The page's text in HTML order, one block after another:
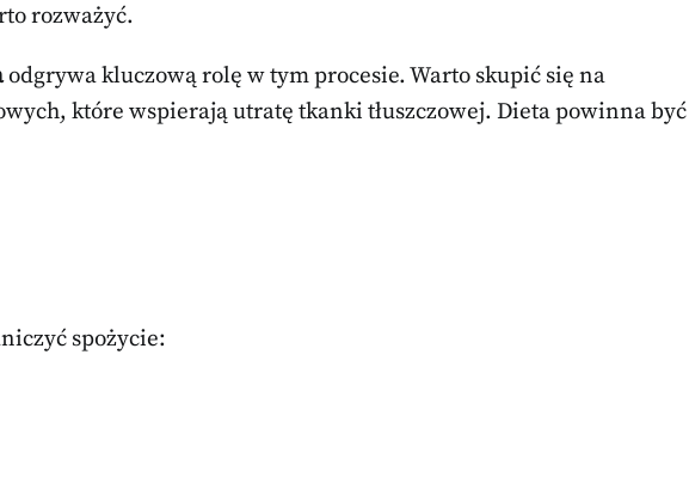
rozważyć.
odgrywa kluczową rolę w tym procesie. Warto skupić się na
które wspierają utratę tkanki tłuszczowej. Dieta powinna być
spożycie: